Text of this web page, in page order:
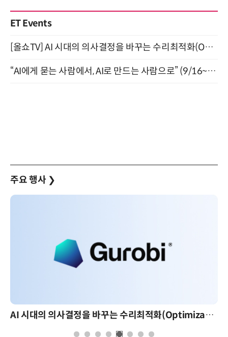
ET Events
[올쇼TV] AI 시대의 의사결정을 바꾸는 수리최적화(Optimization) 소개 (8/20 생방송)
“AI에게 묻는 사람에서, AI로 만드는 사람으로” (9/16~17)
주요 행사 ❯
AI 시대의 의사결정을 바꾸는 수리최적화(Optimization): 실제 산업 적용 사례와 활용 전략